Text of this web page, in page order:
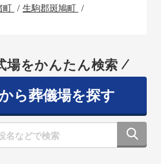
町
生駒郡斑鳩町
場をかんたん検索
ら葬儀場を探す